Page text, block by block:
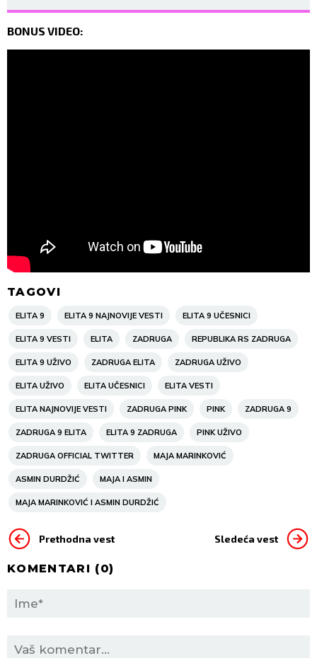
BONUS VIDEO:
TAGOVI
ELITA 9 ELITA 9 NAJNOVIJE VESTI ELITA 9 UČESNICI
ELITA 9 VESTI ELITA ZADRUGA REPUBLIKA RS ZADRUGA
ELITA 9 UŽIVO ZADRUGA ELITA ZADRUGA UŽIVO
ELITA UŽIVO ELITA UČESNICI ELITA VESTI
ELITA NAJNOVIJE VESTI ZADRUGA PINK PINK ZADRUGA 9
ZADRUGA 9 ELITA ELITA 9 ZADRUGA PINK UŽIVO
ZADRUGA OFFICIAL TWITTER MAJA MARINKOVIĆ
ASMIN DURDŽIĆ MAJA I ASMIN
MAJA MARINKOVIĆ I ASMIN DURDŽIĆ
Prethodna vest Sledeća vest
KOMENTARI (0)